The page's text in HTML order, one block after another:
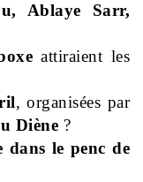
Ablaye Sarr,
attiraient les
,organisées par
Diène ?
dans le penc de